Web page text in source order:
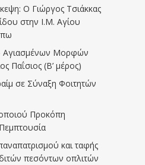
Ο Γιώργος Τσιάκκας
στην Ι.Μ. Αγίου
Αγιασμένων Μορφών
Παΐσιος (Β’ μέρος)
σε Σύναξη Φοιτητών
Προκόπη
και ταφής
πεσόντων οπλιτών